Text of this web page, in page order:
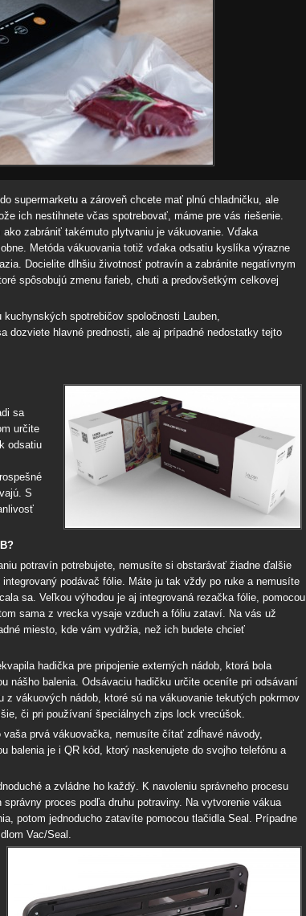
supermarketu a zároveň chcete mať plnú chladničku, ale
ich nestihnete včas spotrebovať, máme pre vás riešenie.
zabrániť takémuto plytvaniu je vákuovanie. Vďaka
Metóda vákuovania totiž vďaka odsatiu kyslíka výrazne
Docielite dlhšiu životnosť potravín a zabránite negatívnym
spôsobujú zmenu farieb, chuti a predovšetkým celkovej
spotrebičov spoločnosti Lauben,
dozviete hlavné prednosti, ale aj prípadné nedostatky tejto
sa
určite
odsatiu
S
potravín potrebujete, nemusíte si obstarávať žiadne ďalšie
podávač fólie. Máte ju tak vždy po ruke a nemusíte
sa. Veľkou výhodou je aj integrovaná rezačka fólie, pomocou
sama z vrecka vysaje vzduch a fóliu zataví. Na vás už
miesto, kde vám vydržia, než ich budete chcieť
hadička pre pripojenie externých nádob, ktorá bola
nášho balenia. Odsávaciu hadičku určite oceníte pri odsávaní
z vákuových nádob, ktoré sú na vákuovanie tekutých pokrmov
či pri používaní špeciálnych zips lock vrecúšok.
vaša prvá vákuovačka, nemusíte čítať zdĺhavé návody,
balenia je i QR kód, ktorý naskenujete do svojho telefónu a
a zvládne ho každý. K navoleniu správneho procesu
proces podľa druhu potraviny. Na vytvorenie vákua
potom jednoducho zatavíte pomocou tlačidla Seal. Prípadne
Vac/Seal.